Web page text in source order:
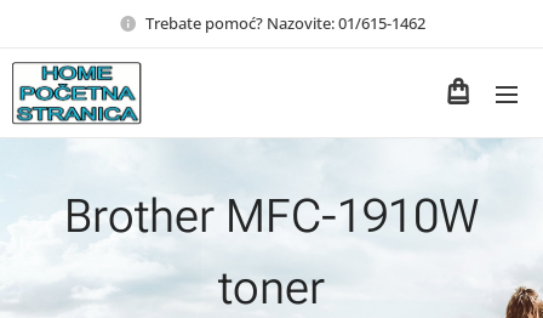
Trebate pomoć? Nazovite: 01/615-1462
Brother MFC-1910W
toner